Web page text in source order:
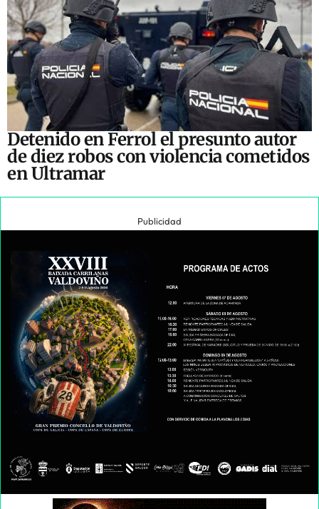
Detenido en Ferrol el presunto autor
de diez robos con violencia cometidos
en Ultramar
Publicidad